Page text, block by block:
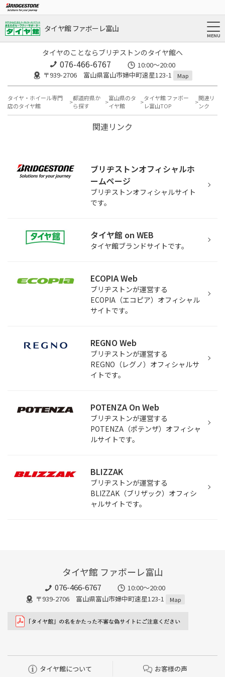
タイヤ館 ファボーレ富山
タイヤのことならブリヂストンのタイヤ館へ
076-466-6767
10:00～20:00
〒939-2706 富山県富山市婦中町速星123-1
Map
タイヤ・ホイール専門
店のタイヤ館
都道府県か
ら探す
富山県のタ
イヤ館
タイヤ館 ファボー
レ富山TOP
関連リ
ンク
関連リンク
ブリヂストンオフィシャルホ
ームページ
ブリヂストンオフィシャルサイト
です。
タイヤ館 on WEB
タイヤ館ブランドサイトです。
ECOPIA Web
ブリヂストンが運営する
ECOPIA（エコピア）オフィシャル
サイトです。
REGNO Web
ブリヂストンが運営する
REGNO（レグノ）オフィシャルサ
イトです。
POTENZA On Web
ブリヂストンが運営する
POTENZA（ポテンザ）オフィシャ
ルサイトです。
BLIZZAK
ブリヂストンが運営する
BLIZZAK（ブリザック）オフィシ
ャルサイトです。
タイヤ館 ファボーレ富山
076-466-6767
10:00～20:00
〒939-2706 富山県富山市婦中町速星123-1
Map
タイヤ館について お客様の声